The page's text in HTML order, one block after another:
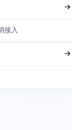
接入